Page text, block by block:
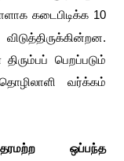
கடைபிடிக்க 10
பெறப்படும்
வர்க்கம்
ஒப்பந்த